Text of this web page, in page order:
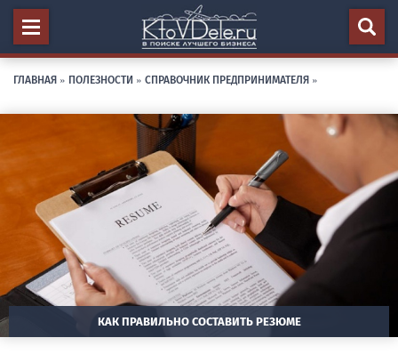
ГЛАВНАЯ » ПОЛЕЗНОСТИ » СПРАВОЧНИК ПРЕДПРИНИМАТЕЛЯ »
КАК ПРАВИЛЬНО СОСТАВИТЬ РЕЗЮМЕ